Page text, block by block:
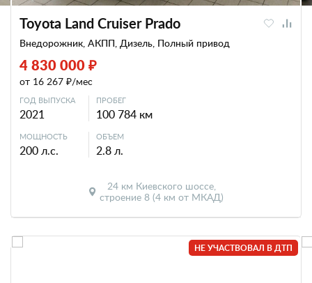
Toyota Land Cruiser Prado
Внедорожник, АКПП, Дизель, Полный привод
4 830 000 ₽
от 16 267 ₽/мес
ГОД ВЫПУСКА
2021
ПРОБЕГ
100 784 км
МОЩНОСТЬ
200 л.с.
ОБЪЕМ
2.8 л.
24 км Киевского шоссе,
строение 8 (4 км от МКАД)
НЕ УЧАСТВОВАЛ В ДТП